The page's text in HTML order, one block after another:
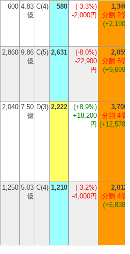
600 4.83
億
C(4) 580 (-3.3%)
-2,000円
1,340
分割 2倍
(+2,100)
2,860 9.86
億
C(5) 2,631 (-8.0%)
-22,900
円
2,055
分割 6倍
(+9,699)
2,040 7.50
億
D(3) 2,222 (+8.9%)
+18,200
円
3,700
分割 4倍
(+12,578)
1,250 5.03
億
C(4) 1,210 (-3.2%)
-4,000円
2,012
分割 4倍
(+6,838)